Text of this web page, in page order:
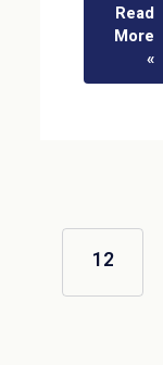
Read
More
»
12